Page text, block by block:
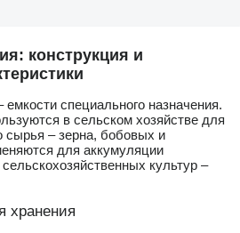
конструкция и
емкости специального назначения.
в сельском хозяйстве для
сырья – зерна, бобовых и
для аккумуляции
культур –
хранения